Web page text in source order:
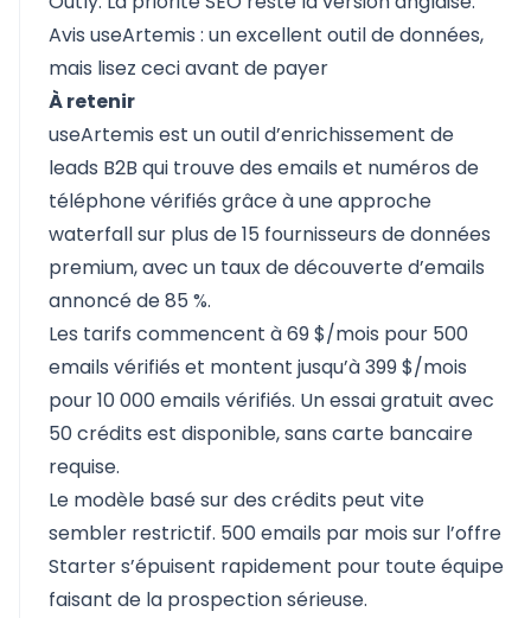
Avis useArtemis : un excellent outil de données,
mais lisez ceci avant de payer
À retenir
useArtemis est un outil d’enrichissement de
leads B2B qui trouve des emails et numéros de
téléphone vérifiés grâce à une approche
waterfall sur plus de 15 fournisseurs de données
premium, avec un taux de découverte d’emails
annoncé de 85 %.
Les tarifs commencent à 69 $/mois pour 500
emails vérifiés et montent jusqu’à 399 $/mois
pour 10 000 emails vérifiés. Un essai gratuit avec
50 crédits est disponible, sans carte bancaire
requise.
Le modèle basé sur des crédits peut vite
sembler restrictif. 500 emails par mois sur l’offre
Starter s’épuisent rapidement pour toute équipe
faisant de la prospection sérieuse.